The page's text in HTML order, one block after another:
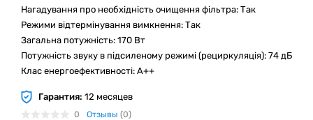
Нагадування про необхідність очищення фільтра: Так
Режими відтермінування вимкнення: Так
Загальна потужність: 170 Вт
Потужність звуку в підсиленому режимі (рециркуляція): 74 дБ
Клас енергоефективності: A++
Гарантия: 12 месяцев
0 Отзывы (0)